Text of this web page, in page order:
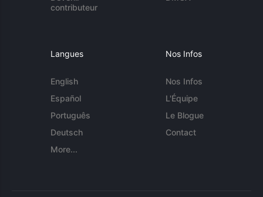
contributeur
Langues
English
Español
Português
Deutsch
More...
Nos Infos
Nos Infos
L'Équipe
Le Blogue
Contact